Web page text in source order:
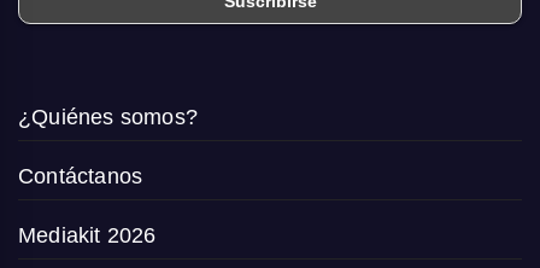
¿Quiénes somos?
Contáctanos
Mediakit 2026